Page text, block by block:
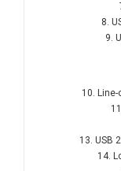
8.
9.
10.
13. USB
14.